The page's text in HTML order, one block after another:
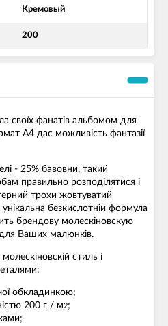
Кремовый
200
своїх фанатів альбомом для
A4 дає можливість фантазії
- 25% бавовни, такий
правильно розподілятися і
трохи жовтуватий
унікальна безкислотній формула
брендову молескіновскую
Ваших малюнків.
стиль і
обкладинкою;
200 г / м2;